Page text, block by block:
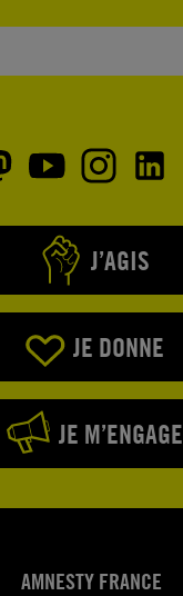
J’AGIS
JE DONNE
JE M’ENGAGE
AMNESTY FRANCE